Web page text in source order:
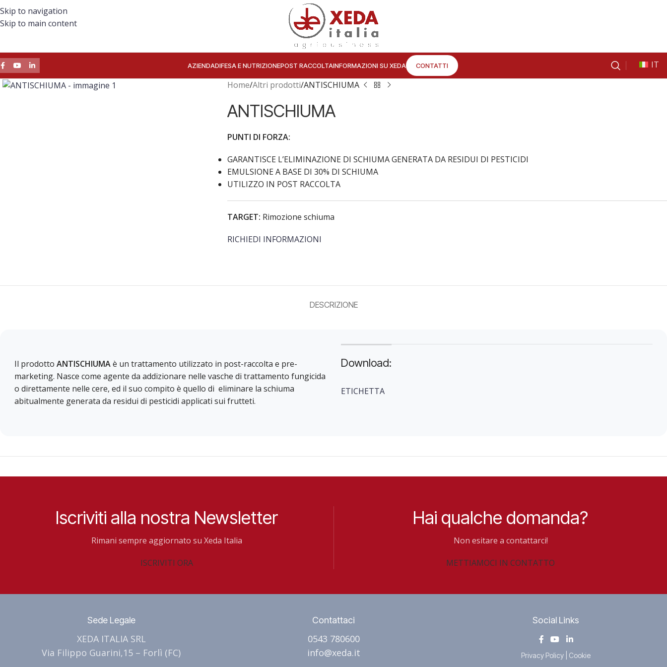
Skip to navigation
Skip to main content
AZIENDADIFESA E NUTRIZIONEPOST RACCOLTAINFORMAZIONI SU XEDA CONTATTI
IT
Home Altri prodotti ANTISCHIUMA
ANTISCHIUMA
PUNTI DI FORZA:
GARANTISCE L’ELIMINAZIONE DI SCHIUMA GENERATA DA RESIDUI DI PESTICIDI
EMULSIONE A BASE DI 30% DI SCHIUMA
UTILIZZO IN POST RACCOLTA
TARGET: Rimozione schiuma
RICHIEDI INFORMAZIONI
DESCRIZIONE
Il prodotto ANTISCHIUMAè un trattamento utilizzato in post-raccolta e pre-
marketing. Nasce come agente da addizionare nelle vasche di trattamento fungicida
o direttamente nelle cere, ed il suo compito è quello di eliminare la schiuma
abitualmente generata da residui di pesticidi applicati sui frutteti.
Download:
ETICHETTA
Iscriviti alla nostra Newsletter
Rimani sempre aggiornato su Xeda Italia
ISCRIVITI ORA
Hai qualche domanda?
Non esitare a contattarci!
METTIAMOCI IN CONTATTO
Sede Legale
XEDA ITALIA SRL
Via Filippo Guarini,15 – Forlì (FC)
Contattaci
0543 780600
info@xeda.it
Social Links
Privacy Policy Cookie